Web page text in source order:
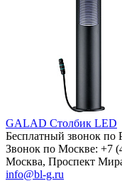
GALAD Столбик LED
Бесплатный звонок по
Звонок по Москве: +7
Москва, Проспект
info@bl-g.ru